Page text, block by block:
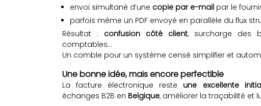
envoi simultané d’une copie par e-mail par le
parfois même un PDF envoyé en parallèle du flux
Résultat : confusion côté client, surcharge des
comptables…
Un comble pour un système censé simplifier et
Une bonne idée, mais encore perfectible
La facture électronique reste une excellente
échanges B2B en Belgique, améliorer la traçabilité et